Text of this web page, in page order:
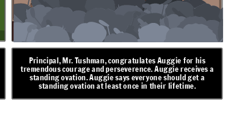
Principal, Mr. Tushman, congratulates Auggie for his
tremendous courage and perseverence. Auggie receives a
standing ovation. Auggie says everyone should get a
standing ovation at least once in their lifetime.